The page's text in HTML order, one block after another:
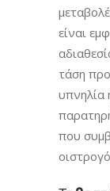
είναι
τάση
υπνηλία
που